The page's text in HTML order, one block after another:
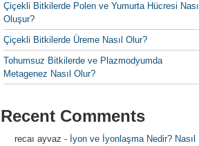
Çiçekli Bitkilerde Polen ve Yumurta Hücresi Nasıl
Oluşur?
Çiçekli Bitkilerde Üreme Nasıl Olur?
Tohumsuz Bitkilerde ve Plazmodyumda
Metagenez Nasıl Olur?
Recent Comments
recaı ayvaz - İyon ve İyonlaşma Nedir? Nasıl